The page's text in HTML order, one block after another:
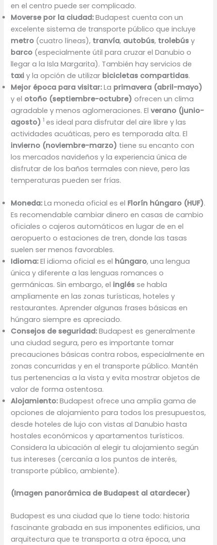
en el centro puede ser complicado.
Moverse por la ciudad:Budapest cuenta con un
excelente sistema de transporte público que incluye
metro (cuatro líneas), tranvía, autobús, trolebús y
barco (especialmente útil para cruzar el Danubio o
llegar a la Isla Margarita). También hay servicios de
taxi y la opción de utilizar bicicletas compartidas.
Mejor época para visitar:La primavera (abril-mayo)
y el otoño (septiembre-octubre) ofrecen un clima
agradable y menos aglomeraciones. Elverano (junio-
agosto) 1 es ideal para disfrutar del aire libre y las
actividades acuáticas, pero es temporada alta. El
invierno (noviembre-marzo) tiene su encanto con
los mercados navideños y la experiencia única de
disfrutar de los baños termales con nieve, pero las
temperaturas pueden ser frías.
Moneda:La moneda oficial es el Florín húngaro (HUF).
Es recomendable cambiar dinero en casas de cambio
oficiales o cajeros automáticos en lugar de en el
aeropuerto o estaciones de tren, donde las tasas
suelen ser menos favorables.
Idioma:El idioma oficial es el húngaro, una lengua
única y diferente a las lenguas romances o
germánicas. Sin embargo, el inglés se habla
ampliamente en las zonas turísticas, hoteles y
restaurantes. Aprender algunas frases básicas en
húngaro siempre es apreciado.
Consejos de seguridad:Budapest es generalmente
una ciudad segura, pero es importante tomar
precauciones básicas contra robos, especialmente en
zonas concurridas y en el transporte público. Mantén
tus pertenencias a la vista y evita mostrar objetos de
valor de forma ostentosa.
Alojamiento:Budapest ofrece una amplia gama de
opciones de alojamiento para todos los presupuestos,
desde hoteles de lujo con vistas al Danubio hasta
hostales económicos y apartamentos turísticos.
Considera la ubicación al elegir tu alojamiento según
tus intereses (cercanía a los puntos de interés,
transporte público, ambiente).
(Imagen panorámica de Budapest al atardecer)
Budapest es una ciudad que lo tiene todo: historia
fascinante grabada en sus imponentes edificios, una
arquitectura que te transporta a otra época, una